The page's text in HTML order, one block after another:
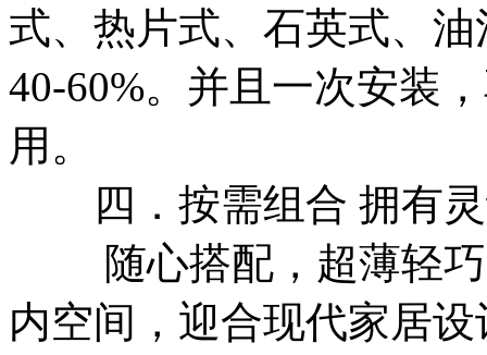
式、热片式、石英式、
40-60%。并且一次安装
用。
四．按需组合 拥有灵
随心搭配，超薄轻巧
内空间，迎合现代家居